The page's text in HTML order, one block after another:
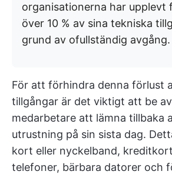
organisationerna har upplevt
över 10 % av sina tekniska
grund av ofullständig avgång.
För att förhindra denna förlust
tillgångar är det viktigt att be
medarbetare att lämna tillbaka
utrustning på sin sista dag.
kort eller nyckelband,
telefoner, bärbara datorer och